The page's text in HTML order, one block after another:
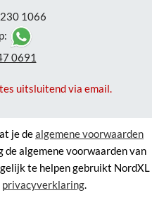
1066
0691
uitsluitend via email.
je dealgemene voorwaarden
algemene voorwaarden van
te helpen gebruikt NordXL
privacyverklaring.